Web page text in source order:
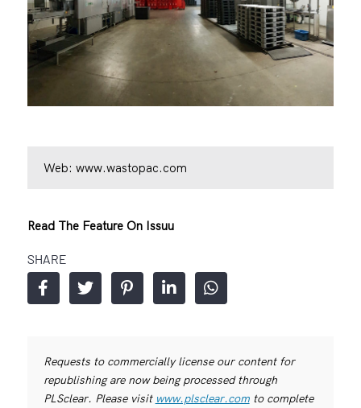
Web: www.wastopac.com
Read The Feature On Issuu
SHARE
Requests to commercially license our content for
republishing are now being processed through
PLSclear. Please visit www.plsclear.comto complete